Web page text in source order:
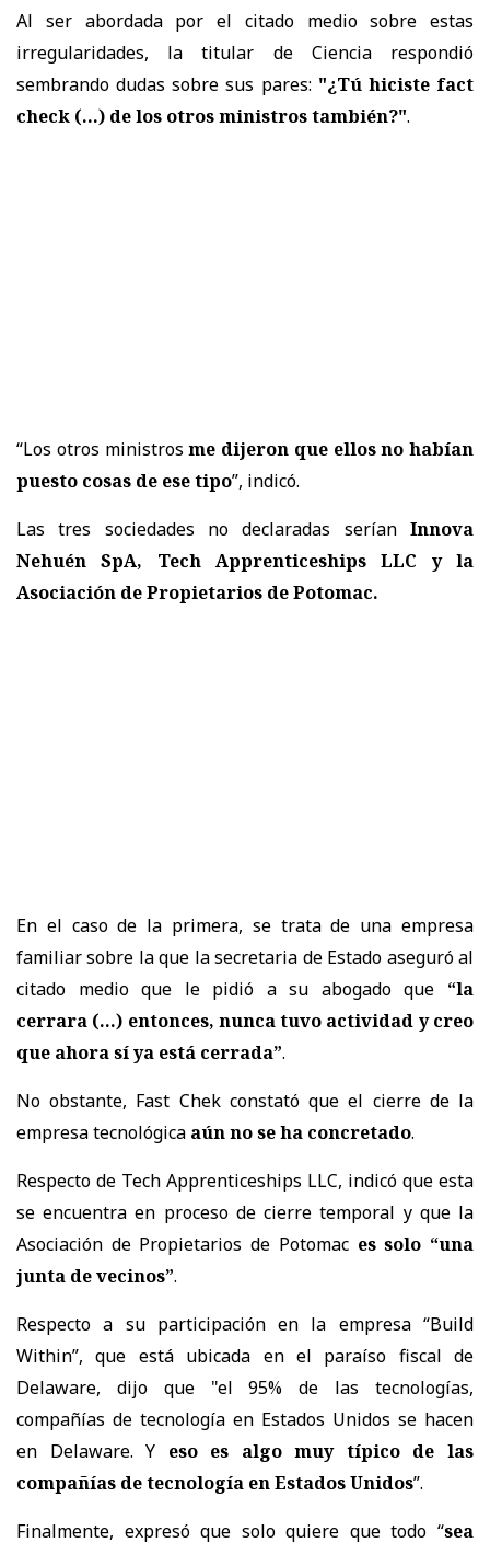
Al ser abordada por el citado medio sobre estas
irregularidades, la titular de Ciencia respondió
sembrando dudas sobre sus pares: "¿Tú hiciste fact
check (...) de los otros ministros también?".
“Los otros ministros me dijeron que ellos no habían
puesto cosas de ese tipo”, indicó.
Las tres sociedades no declaradas serían Innova
Nehuén SpA, Tech Apprenticeships LLC y la
Asociación de Propietarios de Potomac.
En el caso de la primera, se trata de una empresa
familiar sobre la que la secretaria de Estado aseguró al
citado medio que le pidió a su abogado que “la
cerrara (…) entonces, nunca tuvo actividad y creo
que ahora sí ya está cerrada”.
No obstante, Fast Chek constató que el cierre de la
empresa tecnológica aún no se ha concretado.
Respecto de Tech Apprenticeships LLC, indicó que esta
se encuentra en proceso de cierre temporal y que la
Asociación de Propietarios de Potomaces solo “una
junta de vecinos”.
Respecto a su participación en la empresa “Build
Within”, que está ubicada en el paraíso fiscal de
Delaware, dijo que "el 95% de las tecnologías,
compañías de tecnología en Estados Unidos se hacen
en Delaware. Y eso es algo muy típico de las
compañías de tecnología en Estados Unidos”.
Finalmente, expresó que solo quiere que todo “sea